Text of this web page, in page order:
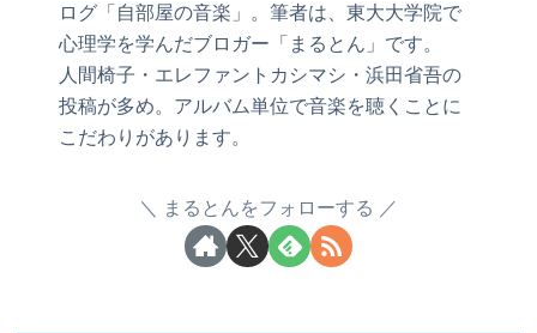
ログ「自部屋の音楽」。筆者は、東大大学院で
心理学を学んだブロガー「まるとん」です。
人間椅子・エレファントカシマシ・浜田省吾の
投稿が多め。アルバム単位で音楽を聴くことに
こだわりがあります。
まるとんをフォローする